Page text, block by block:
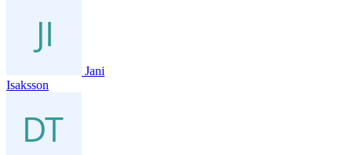
Jani
Isaksson